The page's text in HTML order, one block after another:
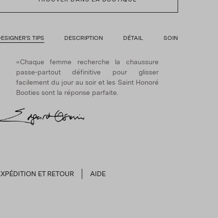
TIPS DESCRIPTION DÉTAIL SOIN
«Chaque femme recherche la chaussure
passe-partout définitive pour glisser
facilement du jour au soir et les Saint Honoré
Booties sont la réponse parfaite.
ET RETOUR AIDE